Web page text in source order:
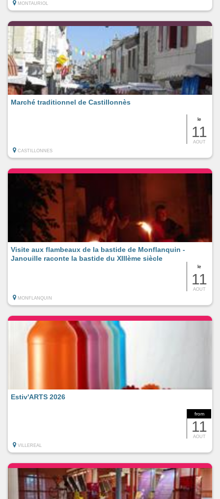
MONTAURIOL
le
11
AOUT
Marché traditionnel de Castillonnès
CASTILLONNES
le
11
AOUT
Visite aux flambeaux de la bastide de Monflanquin -
Janouille raconte la bastide du XIIIème siècle
MONFLANQUIN
from
11
AOUT
Estiv'ARTS 2026
VILLEREAL